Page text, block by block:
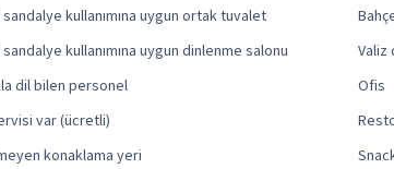
kullanımına uygun ortak tuvalet
kullanımına uygun dinlenme salonu
Valiz
dil bilen personel
Ofis
var (ücretli)
konaklama yeri